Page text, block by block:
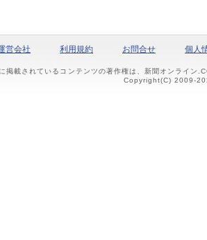
営会社 利用規約 お問合せ 個人
掲載されているコンテンツの著作権は、新聞オンライン
Copyright(C) 2009-